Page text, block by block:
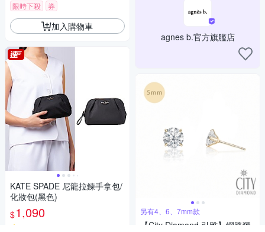
限時下殺 券
加入購物車
KATE SPADE 尼龍拉鍊手拿包/
化妝包(黑色)
$1,090
agnes b.官方旗艦店
另有4、6、7mm款
【City Diamond 引雅】網路獨